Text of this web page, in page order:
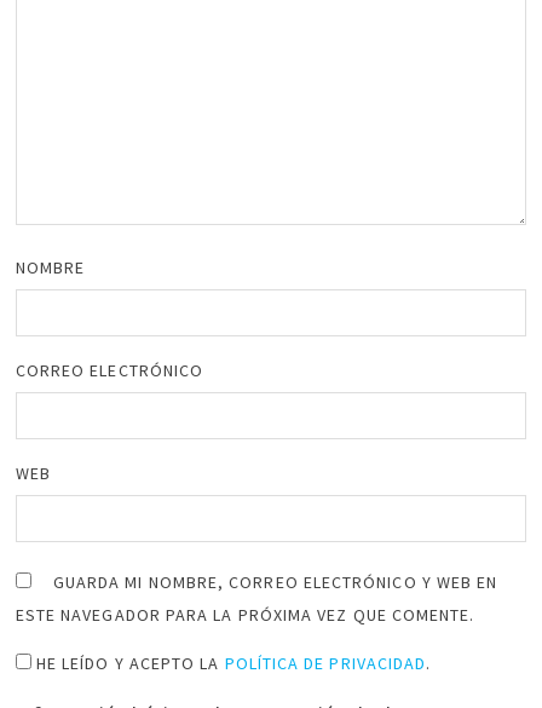
NOMBRE
CORREO ELECTRÓNICO
WEB
GUARDA MI NOMBRE, CORREO ELECTRÓNICO Y WEB EN
ESTE NAVEGADOR PARA LA PRÓXIMA VEZ QUE COMENTE.
HE LEÍDO Y ACEPTO LA POLÍTICA DE PRIVACIDAD.